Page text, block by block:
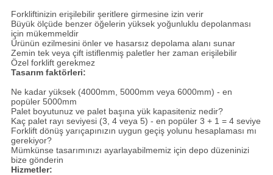
Forkliftinizin erişilebilir şeritlere girmesine izin verir
Büyük ölçüde benzer öğelerin yüksek yoğunluklu depolanması
için mükemmeldir
Ürünün ezilmesini önler ve hasarsız depolama alanı sunar
Zemin tek veya çift istiflenmiş paletler her zaman erişilebilir
Özel forklift gerekmez
Tasarım faktörleri:
Ne kadar yüksek (4000mm, 5000mm veya 6000mm) - en
popüler 5000mm
Palet boyutunuz ve palet başına yük kapasiteniz nedir?
Kaç palet rayı seviyesi (3, 4 veya 5) - en popüler 3 + 1 = 4 seviye
Forklift dönüş yarıçapınızın uygun geçiş yolunu hesaplaması mı
gerekiyor?
Mümkünse tasarımınızı ayarlayabilmemiz için depo düzeninizi
bize gönderin
Hizmetler: